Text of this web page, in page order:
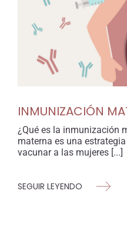
INMUNIZACIÓN
¿Qué es la inmunización
materna es una
vacunar a las mujeres [...]
SEGUIR LEYENDO